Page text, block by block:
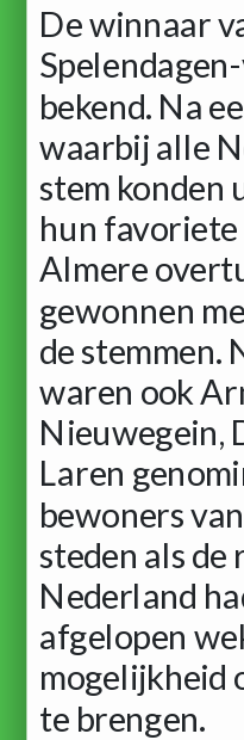
De winnaar
bekend. Na
waarbij alle
stem konden
hun
Almere
gewonnen
de stemmen.
waren ook
Nieuwegein,
Laren
bewoners
steden als de
Nederland
afgelopen
mogelijkheid
te brengen.